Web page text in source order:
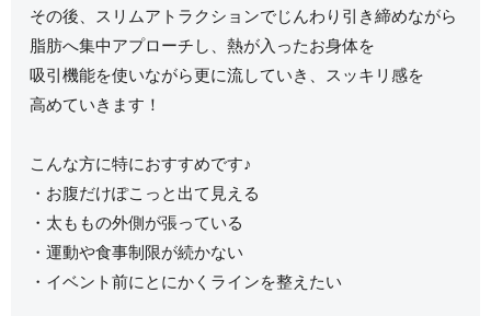
その後、スリムアトラクションでじんわり引き締めながら
脂肪へ集中アプローチし、熱が入ったお身体を
吸引機能を使いながら更に流していき、スッキリ感を
高めていきます！
こんな方に特におすすめです♪
・お腹だけぽこっと出て見える
・太ももの外側が張っている
・運動や食事制限が続かない
・イベント前にとにかくラインを整えたい